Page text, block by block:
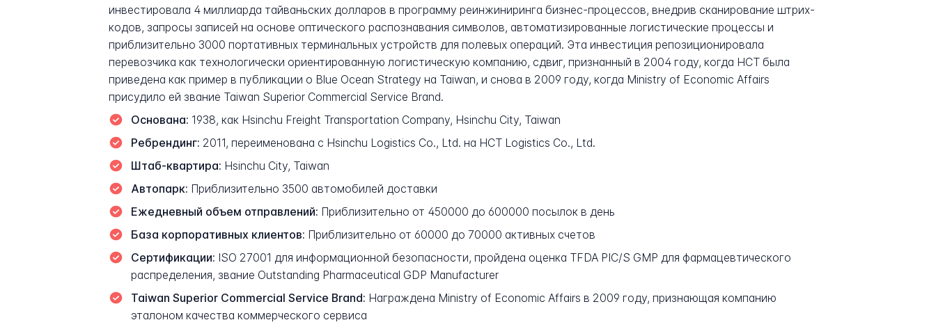
инвестировала 4 миллиарда тайваньских долларов в программу реинжиниринга бизнес-процессов, внедрив сканирование штрих-
кодов, запросы записей на основе оптического распознавания символов, автоматизированные логистические процессы и
приблизительно 3000 портативных терминальных устройств для полевых операций. Эта инвестиция репозиционировала
перевозчика как технологически ориентированную логистическую компанию, сдвиг, признанный в 2004 году, когда HCT была
приведена как пример в публикации о Blue Ocean Strategy на Taiwan, и снова в 2009 году, когда Ministry of Economic Affairs
присудило ей звание Taiwan Superior Commercial Service Brand.
Основана: 1938, как Hsinchu Freight Transportation Company, Hsinchu City, Taiwan
Ребрендинг: 2011, переименована с Hsinchu Logistics Co., Ltd. на HCT Logistics Co., Ltd.
Штаб-квартира: Hsinchu City, Taiwan
Автопарк: Приблизительно 3500 автомобилей доставки
Ежедневный объем отправлений: Приблизительно от 450000 до 600000 посылок в день
База корпоративных клиентов: Приблизительно от 60000 до 70000 активных счетов
Сертификации: ISO 27001 для информационной безопасности, пройдена оценка TFDA PIC/S GMP для фармацевтического
распределения, звание Outstanding Pharmaceutical GDP Manufacturer
Taiwan Superior Commercial Service Brand: Награждена Ministry of Economic Affairs в 2009 году, признающая компанию
эталоном качества коммерческого сервиса